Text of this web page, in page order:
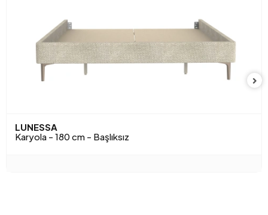
Anarenk Kırık Beyaz
LUNESSA
Karyola - 180 cm - Başlıksız